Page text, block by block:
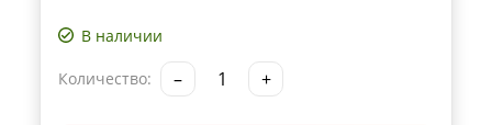
В наличии
Количество: – +